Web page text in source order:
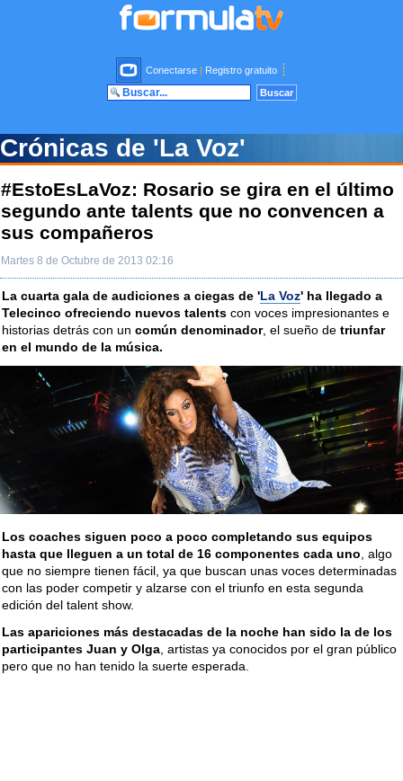
Conectarse | Registro gratuito
Crónicas de 'La Voz'
#EstoEsLaVoz: Rosario se gira en el último
segundo ante talents que no convencen a
sus compañeros
Martes 8 de Octubre de 2013 02:16
La cuarta gala de audiciones a ciegas de 'La Voz' ha llegado a
Telecinco ofreciendo nuevos talents con voces impresionantes e
historias detrás con un común denominador, el sueño de triunfar
en el mundo de la música.
Los coaches siguen poco a poco completando sus equipos
hasta que lleguen a un total de 16 componentes cada uno, algo
que no siempre tienen fácil, ya que buscan unas voces determinadas
con las poder competir y alzarse con el triunfo en esta segunda
edición del talent show.
Las apariciones más destacadas de la noche han sido la de los
participantes Juan y Olga, artistas ya conocidos por el gran público
pero que no han tenido la suerte esperada.